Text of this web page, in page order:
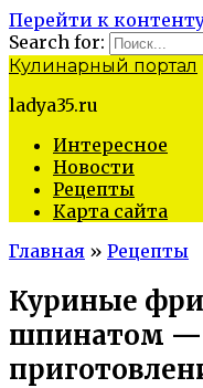
Перейти к
Search for:
Кулинарный портал
ladya35.ru
Интересное
Новости
Рецепты
Карта сайта
Главная » Рецепты
Куриные
шпинатом —